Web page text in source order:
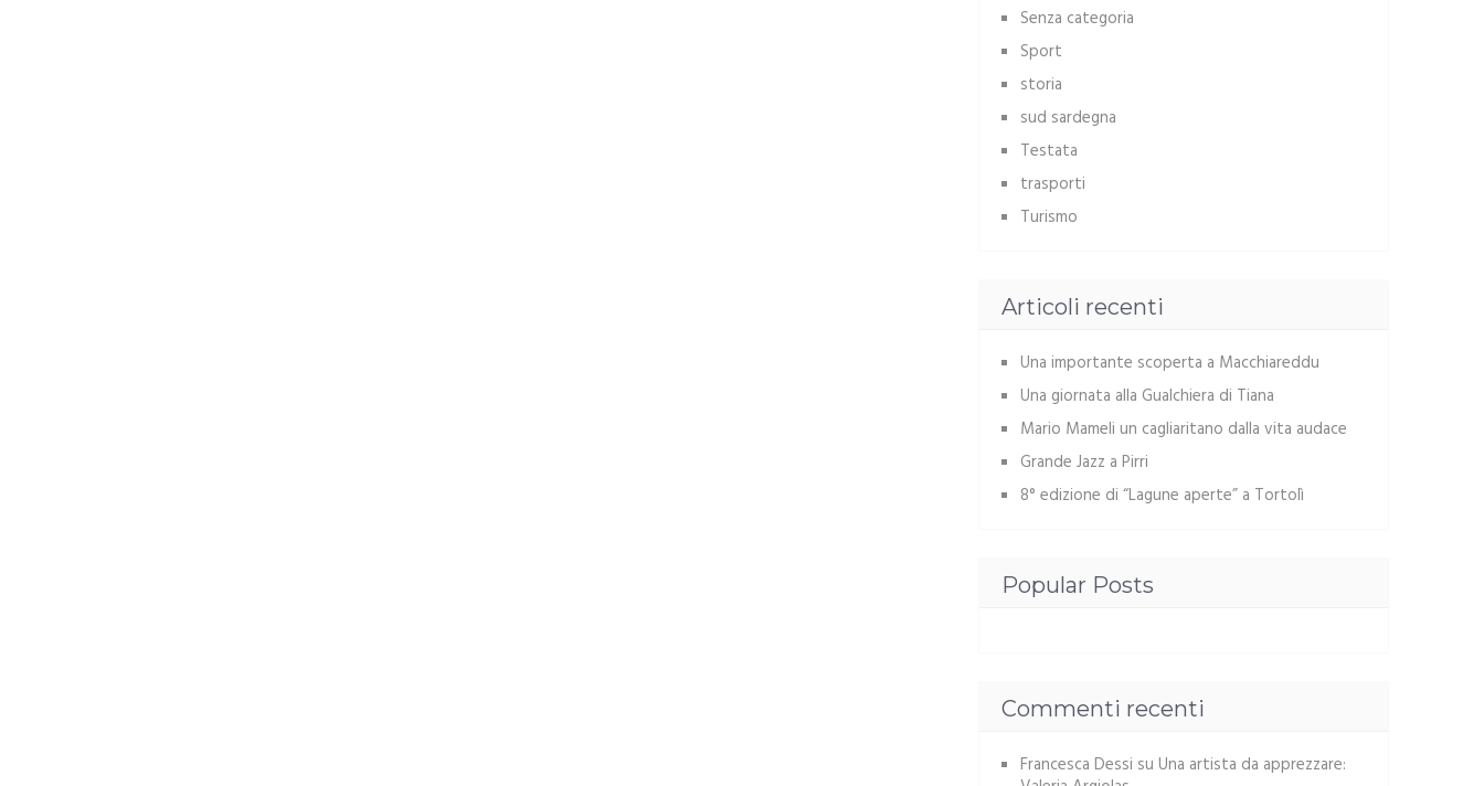
Senza categoria
Sport
storia
sud sardegna
Testata
trasporti
Turismo
Articoli recenti
Una importante scoperta a Macchiareddu
Una giornata alla Gualchiera di Tiana
Mario Mameli un cagliaritano dalla vita audace
Grande Jazz a Pirri
8° edizione di “Lagune aperte” a Tortolì
Popular Posts
Commenti recenti
Francesca Dessi su Una artista da apprezzare: